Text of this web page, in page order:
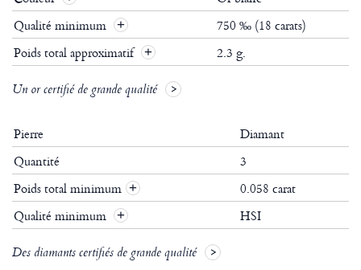
Qualité minimum
750 ‰ (18 carats)
Poids total approximatif
2.3 g.
Un or certifié de grande qualité
Pierre
Diamant
Quantité
3
Poids total minimum +
0.058 carat
Qualité minimum
+ HSI
Des diamants certifiés de grande qualité